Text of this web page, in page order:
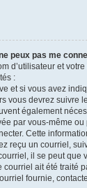
peux pas me
d’utilisateur et
:
et si vous avez
vous devrez suivre
également
par vous-même
Cette
reçu un courriel,
il se peut que
ait été traité
fournie,